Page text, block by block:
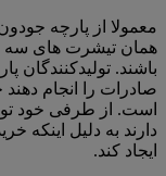
معمولا از پارچه
همان تیشرت های سه
باشند. تولیدکنندگان
صادرات را انجام دهند
است. از طرفی خود
دارند به دلیل اینکه
ایجاد کند.